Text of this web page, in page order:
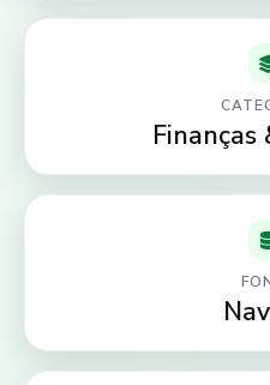
Finanças